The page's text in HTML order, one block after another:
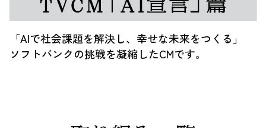
「AIで社会課題を解決し、幸せな未来をつくる」
ソフトバンクの挑戦を凝縮したCMです。